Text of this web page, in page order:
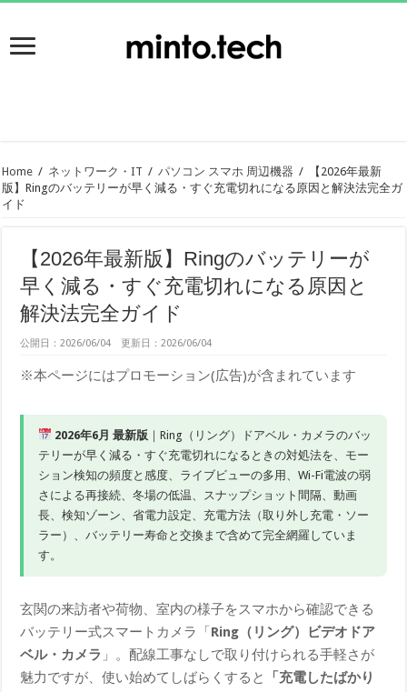
Home / ネットワーク・IT / パソコン スマホ 周辺機器 /
【2026年最新
版】Ringのバッテリーが早く減る・すぐ充電切れになる原因と解決法完全ガ
イド
【2026年最新版】Ringのバッテリーが
早く減る・すぐ充電切れになる原因と
解決法完全ガイド
公開日：2026/06/04 更新日：2026/06/04
※本ページにはプロモーション(広告)が含まれています
2026年6月 最新版 ｜Ring（リング）ドアベル・カメラのバッ
テリーが早く減る・すぐ充電切れになるときの対処法を、モー
ション検知の頻度と感度、ライブビューの多用、Wi-Fi電波の弱
さによる再接続、冬場の低温、スナップショット間隔、動画
長、検知ゾーン、省電力設定、充電方法（取り外し充電・ソー
ラー）、バッテリー寿命と交換まで含めて完全網羅していま
す。
玄関の来訪者や荷物、室内の様子をスマホから確認できる
バッテリー式スマートカメラ「Ring（リング）ビデオドア
ベル・カメラ 」。配線工事なしで取り付けられる手軽さが
魅力ですが、使い始めてしばらくすると
「充電したばかり